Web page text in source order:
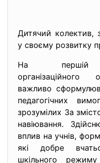
Дитячий колектив,
у своєму розвитку
На першій
організаційного
важливо
педагогічних
зрозумілих За
навіювання.
вплив на учнів,
які добре
шкільного